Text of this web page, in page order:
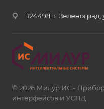
124498, г.
© 2026 Милур ИС -
интерфейсов и УСПД